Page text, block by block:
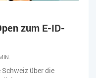
2026 USABILITY
WEB-SHOP
zum E-ID-
über die